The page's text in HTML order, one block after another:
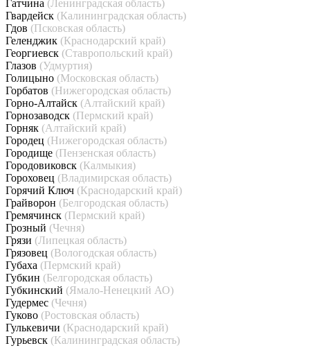
Гатчина (Ленинградская область)
Гвардейск (Калининградская область)
Гдов (Псковская область)
Геленджик (Краснодарский край)
Георгиевск (Ставропольский край)
Глазов (Удмуртия)
Голицыно (Московская область)
Горбатов (Нижегородская область)
Горно-Алтайск (Алтайский край)
Горнозаводск (Пермский край)
Горняк (Алтайский край)
Городец (Нижегородская область)
Городище (Пензенская область)
Городовиковск (Калмыкия)
Гороховец (Владимирская область)
Горячий Ключ (Краснодарский край)
Грайворон (Белгородская область)
Гремячинск (Пермский край)
Грозный (Чечня)
Грязи (Липецкая область)
Грязовец (Вологодская область)
Губаха (Пермский край)
Губкин (Белгородская область)
Губкинский (Ямало-Ненецкий АО)
Гудермес (Чечня)
Гуково (Ростовская область)
Гулькевичи (Краснодарский край)
Гурьевск (Калининградская область)